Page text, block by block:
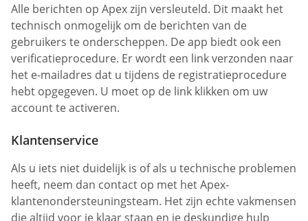
Alle berichten op Apex zijn versleuteld. Dit maakt het
technisch onmogelijk om de berichten van de
gebruikers te onderscheppen. De app biedt ook een
verificatieprocedure. Er wordt een link verzonden naar
het e-mailadres dat u tijdens de registratieprocedure
hebt opgegeven. U moet op de link klikken om uw
account te activeren.
Klantenservice
Als u iets niet duidelijk is of als u technische problemen
heeft, neem dan contact op met het Apex-
klantenondersteuningsteam. Het zijn echte vakmensen
die altijd voor je klaar staan en je deskundige hulp